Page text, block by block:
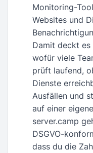
Monitoring-
Websites und
Damit deckt es
wofür viele
prüft laufend,
Dienste
Ausfällen und
auf einer
server.camp
DSGVO-
dass du die